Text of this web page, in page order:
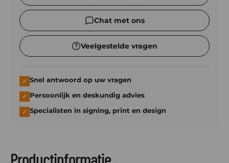
Chat met ons
Veelgestelde vragen
✓ Snel antwoord op uw vragen
✓ Persoonlijk en deskundig advies
✓ Specialisten in signing, print en design